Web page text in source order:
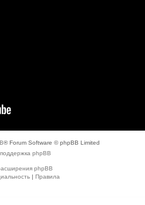
® Forum Software © phpBB Limited
phpBB
phpBB
| Правила